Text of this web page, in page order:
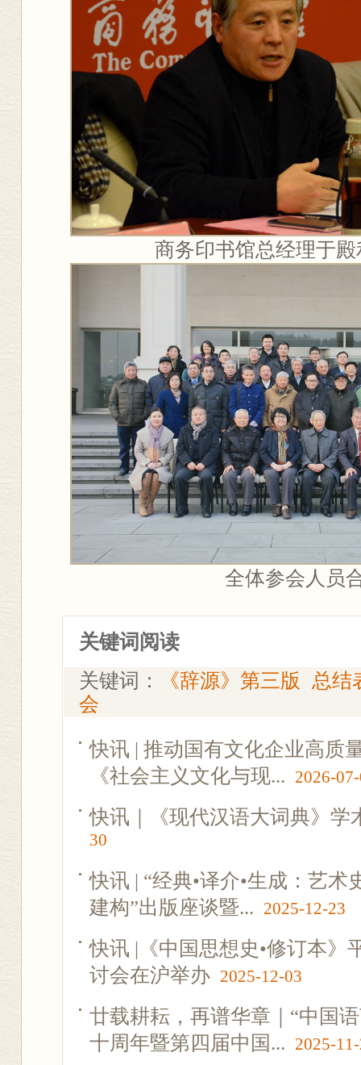
商务印书馆总经理于
全体参会人员
关键词阅读
关键词：
《辞源》第三版
总结
会
快讯 | 推动国有文化企业高质
《社会主义文化与现... 2026-
快讯｜《现代汉语大词典》学
30
快讯 | “经典•译介•生成：艺
建构”出版座谈暨... 2025-12-23
快讯 |《中国思想史•修订本》
讨会在沪举办 2025-12-03
廿载耕耘，再谱华章｜“中国
十周年暨第四届中国... 2025-